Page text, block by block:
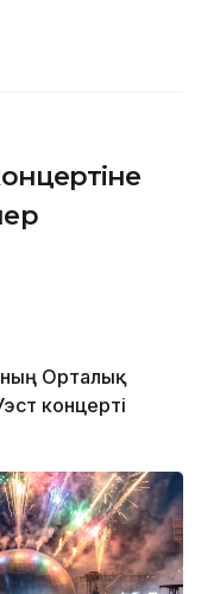
Орталық
концерті